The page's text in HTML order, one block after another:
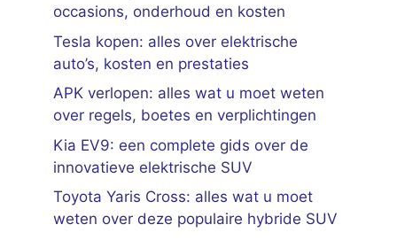
occasions, onderhoud en kosten
Tesla kopen: alles over elektrische
auto’s, kosten en prestaties
APK verlopen: alles wat u moet weten
over regels, boetes en verplichtingen
Kia EV9: een complete gids over de
innovatieve elektrische SUV
Toyota Yaris Cross: alles wat u moet
weten over deze populaire hybride SUV